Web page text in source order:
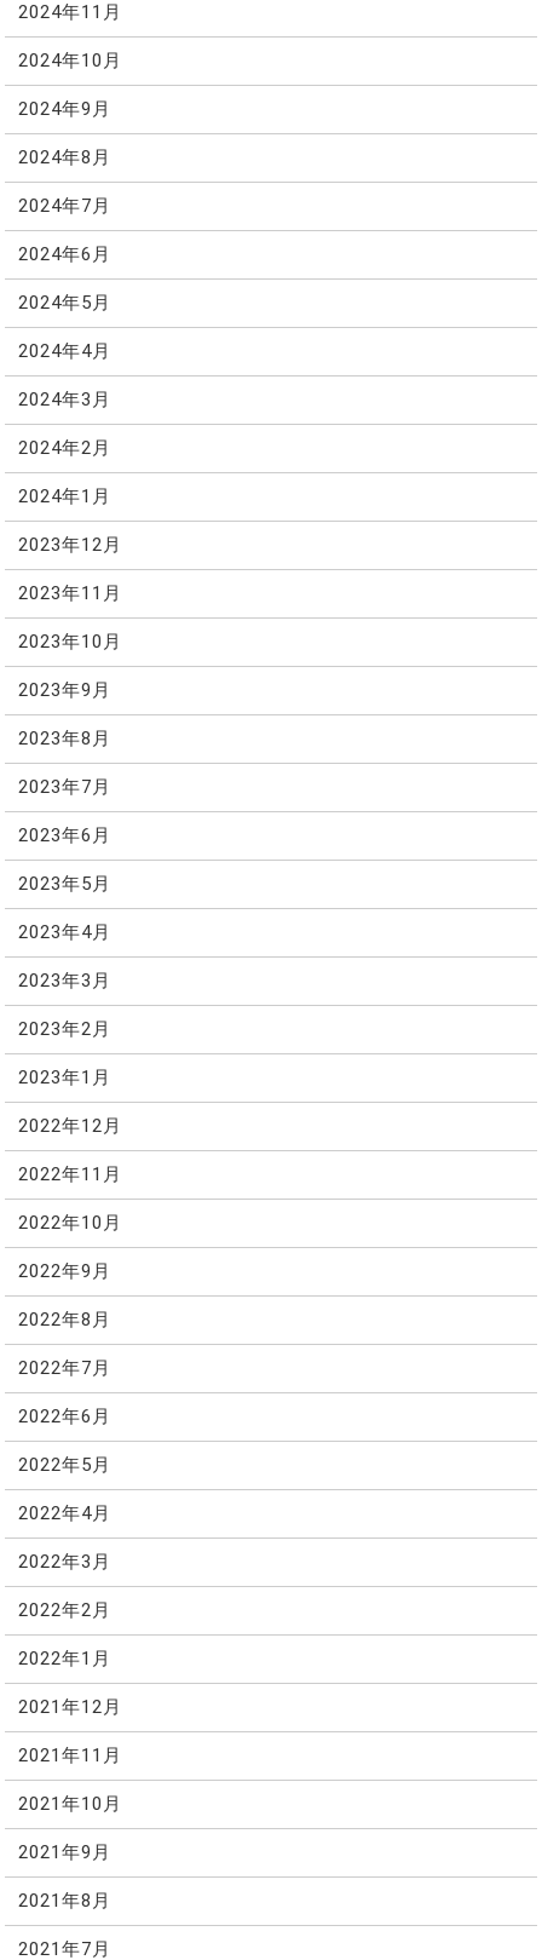
2024年11月
2024年10月
2024年9月
2024年8月
2024年7月
2024年6月
2024年5月
2024年4月
2024年3月
2024年2月
2024年1月
2023年12月
2023年11月
2023年10月
2023年9月
2023年8月
2023年7月
2023年6月
2023年5月
2023年4月
2023年3月
2023年2月
2023年1月
2022年12月
2022年11月
2022年10月
2022年9月
2022年8月
2022年7月
2022年6月
2022年5月
2022年4月
2022年3月
2022年2月
2022年1月
2021年12月
2021年11月
2021年10月
2021年9月
2021年8月
2021年7月